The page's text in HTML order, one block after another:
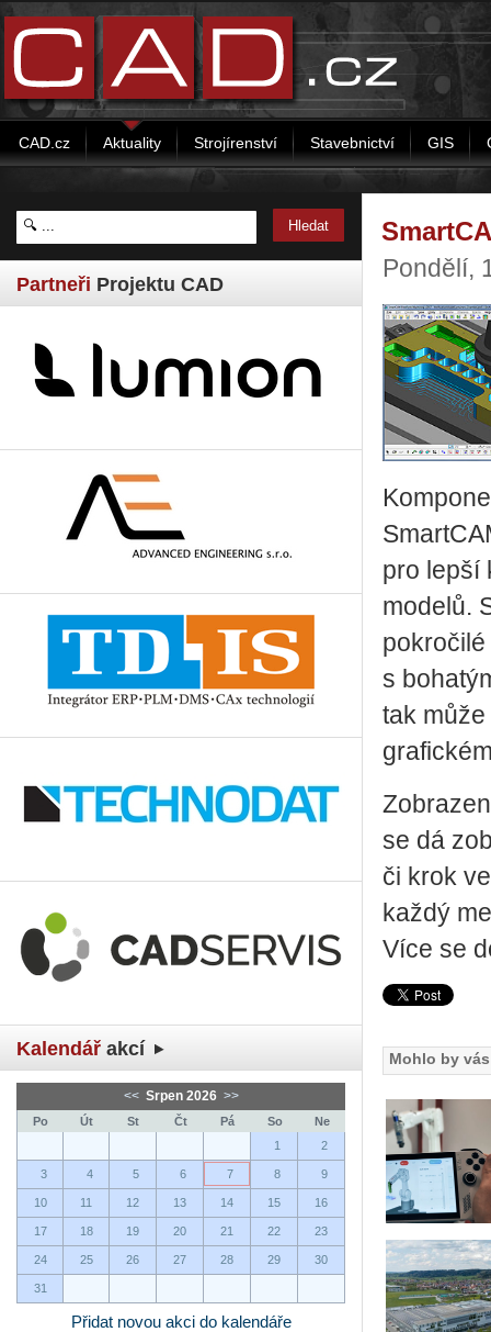
CAD.cz Aktuality Strojírenství Stavebnictví GIS
Partneři Projektu CAD
Kalendář akcí
<< Srpen 2026 >>
Po Út St Čt Pá So
Ne
1
2
3 4 5 6 7 8 9
10 11 12 13 14 15 16
17 18 19 20 21 22 23
24 25 26 27 28 29 30
31
Přidat novou akci do kalendáře
Pondělí,
pro lepší
modelů.
s
tak
se dá
či krok
každý
Více se
Mohlo by